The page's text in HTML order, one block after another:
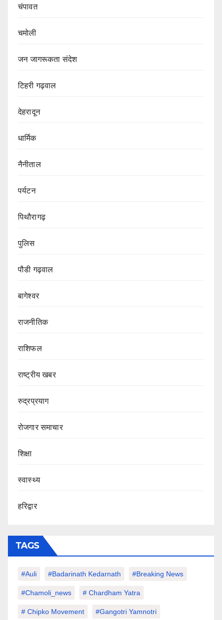
चंपावत
चमोली
जन जागरूकता संदेश
टिहरी गढ़वाल
देहरादून
धार्मिक
नैनीताल
पर्यटन
पिथौरागढ़
पुलिस
पौडी गढ़वाल
बागेश्वर
राजनीतिक
राशिफल
राष्ट्रीय खबर
रुद्रप्रयाग
रोजगार समाचार
शिक्षा
स्वास्थ्य
हरिद्वार
TAGS
#auli #Badarinath Kedarnath #Breaking News
#chamoli_news # Chardham Yatra
# Chipko Movement #Gangotri Yamnotri